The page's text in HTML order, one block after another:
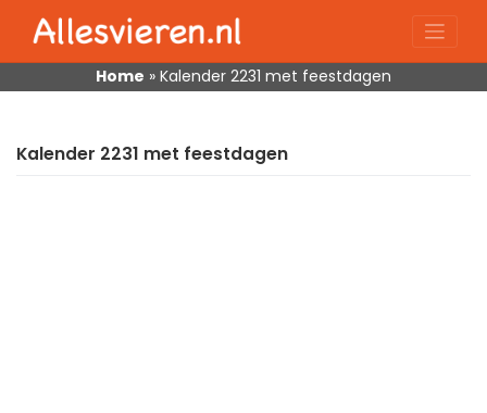
content
Home » Kalender 2231 met feestdagen
Kalender 2231 met feestdagen